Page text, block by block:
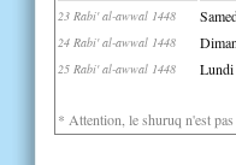
23 Rabi' al-awwal 1448
24 Rabi' al-awwal 1448
25 Rabi' al-awwal 1448 Lundi
* Attention, le shuruq n'est